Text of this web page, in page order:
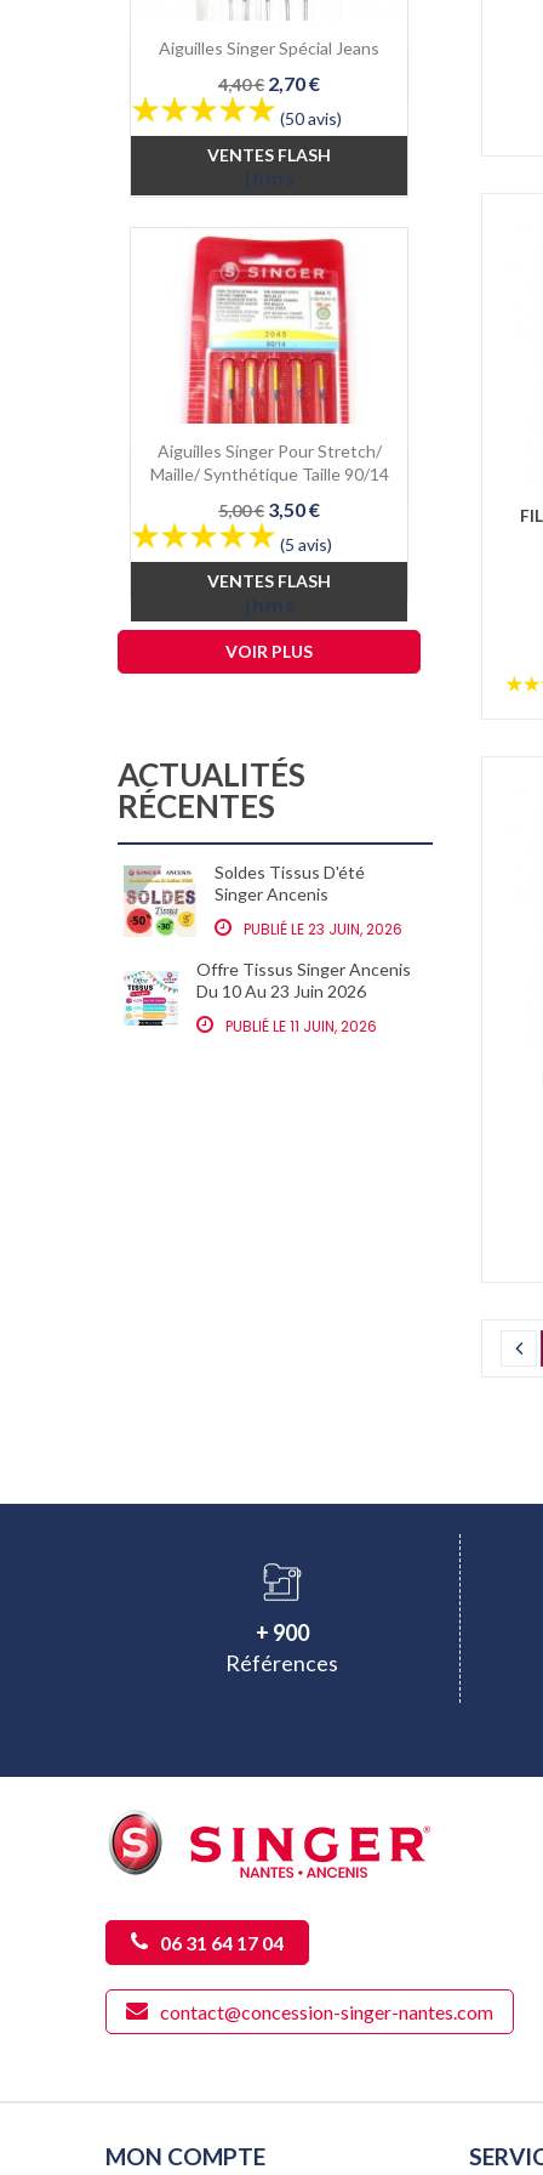
Aiguilles Singer Spécial Jeans
Prix
de
base
4,40 € Prix
2,70 €
(50 avis)
VENTES FLASH
j h m s
Aiguilles Singer Pour Stretch/
Maille/ Synthétique Taille 90/14
Prix
de
base
5,00 € Prix
3,50 €
(5 avis)
VENTES FLASH
j h m s
Aperçu rapide
VOIR PLUS
ACTUALITÉS
RÉCENTES
Soldes Tissus D'été
Singer Ancenis
PUBLIÉ LE 23 JUIN, 2026
Offre Tissus Singer Ancenis
Du 10 Au 23 Juin 2026
PUBLIÉ LE 11 JUIN, 2026
+ 900
Références
06 31 64 17 04
contact@concession-singer-nantes.com
MON COMPTE